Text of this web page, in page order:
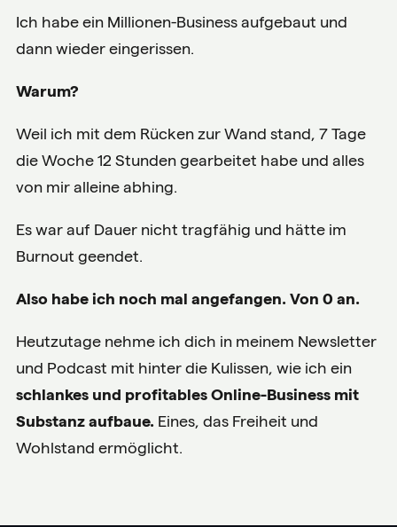
Ich habe ein Millionen-Business aufgebaut und
dann wieder eingerissen.
Warum?
Weil ich mit dem Rücken zur Wand stand, 7 Tage
die Woche 12 Stunden gearbeitet habe und alles
von mir alleine abhing.
Es war auf Dauer nicht tragfähig und hätte im
Burnout geendet.
Also habe ich noch mal angefangen. Von 0 an.
Heutzutage nehme ich dich in meinem Newsletter
und Podcast mit hinter die Kulissen, wie ich ein
schlankes und profitables Online-Business mit
Substanz aufbaue. Eines, das Freiheit und
Wohlstand ermöglicht.